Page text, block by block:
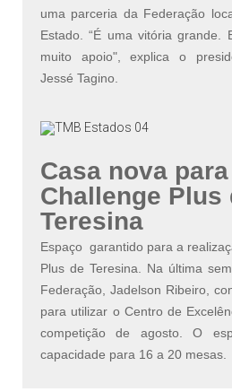
uma parceria da Federação
Estado. “É uma vitória grande.
muito apoio", explica o
Jessé Tagino.
Casa nova
Challenge Plus
Teresina
Espaço garantido para a
Plus de Teresina. Na última
Federação, Jadelson Ribeiro,
para utilizar o Centro de
competição de agosto. O
capacidade para 16 a 20 mesas.